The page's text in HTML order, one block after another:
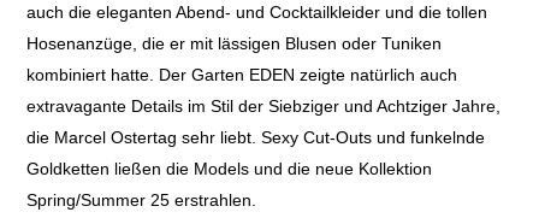
auch die eleganten Abend- und Cocktailkleider und die tollen
Hosenanzüge, die er mit lässigen Blusen oder Tuniken
kombiniert hatte. Der Garten EDEN zeigte natürlich auch
extravagante Details im Stil der Siebziger und Achtziger Jahre,
die Marcel Ostertag sehr liebt. Sexy Cut-Outs und funkelnde
Goldketten ließen die Models und die neue Kollektion
Spring/Summer 25 erstrahlen.